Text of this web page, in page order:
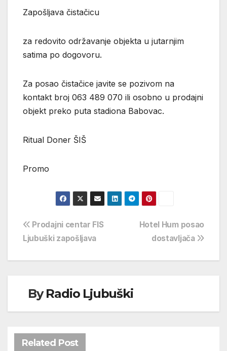
Zapošljava čistačicu
za redovito održavanje objekta u jutarnjim
satima po dogovoru.
Za posao čistačice javite se pozivom na
kontakt broj 063 489 070 ili osobno u prodajni
objekt preko puta stadiona Babovac.
Ritual Doner ŠIŠ
Promo
Navigacija
objava
Hotel Hum posao
dostavljača
Prodajni centar FIS
Ljubuški zapošljava
ByRadio Ljubuški
Related Post